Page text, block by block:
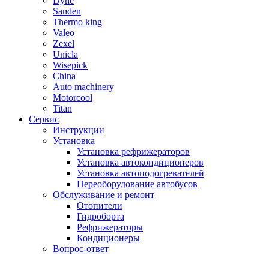
Sanden
Thermo king
Valeo
Zexel
Unicla
Wisepick
China
Auto machinery
Motorcool
Titan
Сервис
Инструкции
Установка
Установка рефрижераторов
Установка автокондиционеров
Установка автоподогревателей
Переоборудование автобусов
Обслуживание и ремонт
Отопители
Гидроборта
Рефрижераторы
Кондиционеры
Вопрос-ответ